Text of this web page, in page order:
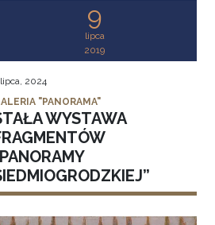
9
lipca
2019
2024
"PANORAMA"
WYSTAWA